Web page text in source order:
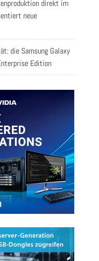
direkt im
neue
die Samsung Galaxy
Edition